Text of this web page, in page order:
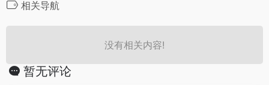
相关导航
没有相关内容!
暂无评论